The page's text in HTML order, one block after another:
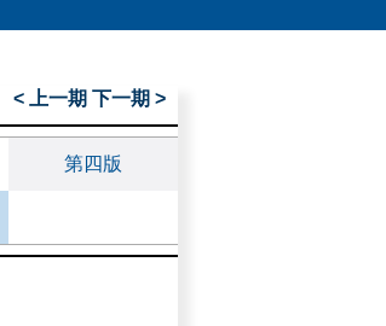
< 上一期 下一期 >
第四版